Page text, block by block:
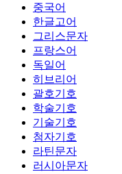
중국어
한글고어
그리스문자
프랑스어
독일어
히브리어
괄호기호
학술기호
기술기호
첨자기호
라틴문자
러시아문자